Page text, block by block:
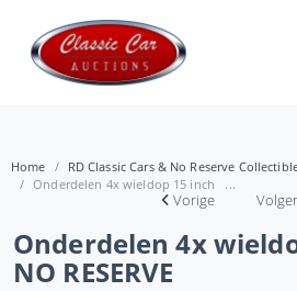
Home
RD Classic Cars & No Reserve
Onderdelen 4x wieldop 15 inch ...
Vorige
Onderdelen 4x
NO RESERVE